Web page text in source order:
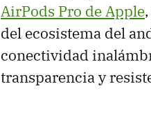
AirPods Pro de Apple
del ecosistema del
conectividad
transparencia y